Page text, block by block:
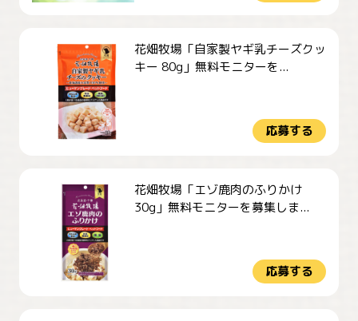
花畑牧場「自家製ヤギ乳チーズクッ
キー 80g」無料モニターを...
応募する
花畑牧場「エゾ鹿肉のふりかけ
30g」無料モニターを募集しま...
応募する